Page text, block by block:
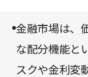
く、具体的な
解を助けてく
届く一冊」だ
経済との関係
金融市場は、
な配分機能と
スクや金利変